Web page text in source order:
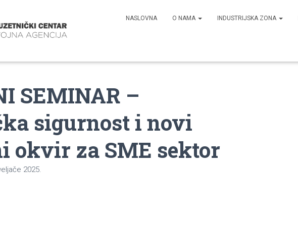
NASLOVNA O NAMA INDUSTRIJSKA ZONA
SEMINAR –
sigurnost i novi
okvir za SME sektor
2025.